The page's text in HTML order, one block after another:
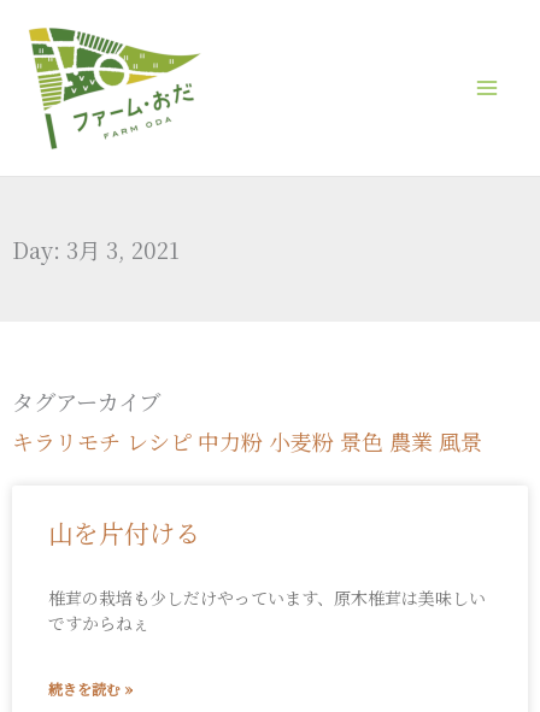
キ
プDay: 3月 3, 2021
タグアーカイブ
キラリモチ レシピ 中力粉 小麦粉 景色 農業 風景
山を片付ける
椎茸の栽培も少しだけやっています、原木椎茸は美味しい
ですからねぇ
続きを読む »